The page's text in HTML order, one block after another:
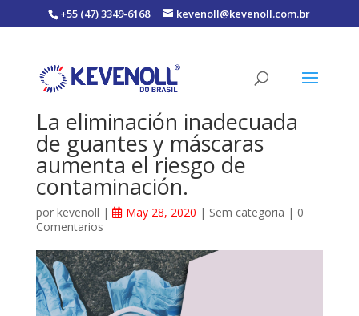
+55 (47) 3349-6168 kevenoll@kevenoll.com.br
La eliminación inadecuada
de guantes y máscaras
aumenta el riesgo de
contaminación.
por kevenoll | May 28, 2020 | Sem categoria | 0
Comentarios